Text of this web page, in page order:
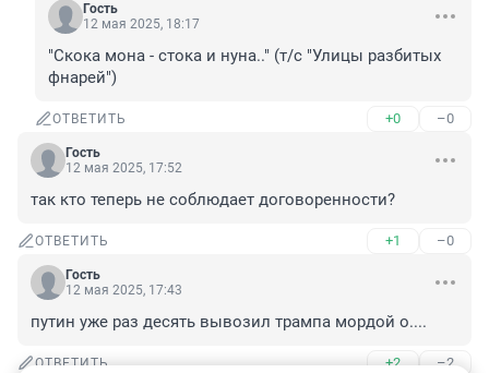
Гость
12 мая 2025, 18:17
"Скока мона - стока и нуна.." (т/с "Улицы разбитых
фнарей")
ОТВЕТИТЬ +0 –0
Гость
12 мая 2025, 17:52
так кто теперь не соблюдает договоренности?
ОТВЕТИТЬ +1 –0
Гость
12 мая 2025, 17:43
путин уже раз десять вывозил трампа мордой о....
ОТВЕТИТЬ +2 –2